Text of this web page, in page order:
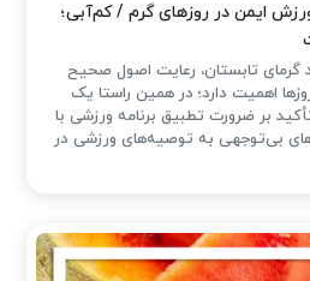
ایمن در روزهای گرم / کم‌آبی؛
گرمای تابستان، رعایت اصول صحیح
اهمیت دارد؛ در همین راستا یک
بر ضرورت تطبیق برنامه ورزشی با
بی‌توجهی به توصیه‌های ورزشی در